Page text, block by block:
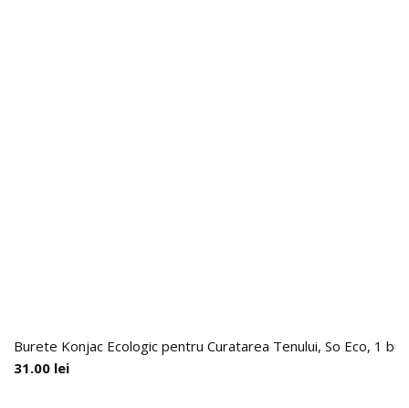
Burete Konjac Ecologic pentru Curatarea Tenului, So Eco, 1
31.00 lei